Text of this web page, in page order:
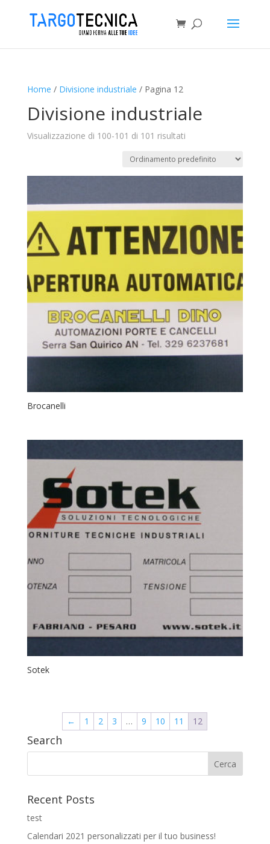
Home / Divisione industriale / Pagina 12
Divisione industriale
Visualizzazione di 100-101 di 101 risultati
Brocanelli
Sotek
← 1 2 3 … 9 10 11 12
Search
Recent Posts
test
Calendari 2021 personalizzati per il tuo business!